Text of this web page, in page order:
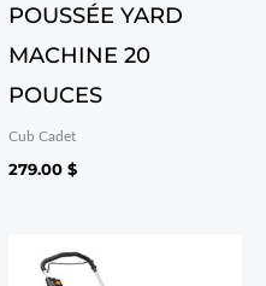
POUSSÉE YARD
MACHINE 20
POUCES
Cub Cadet
279.00 $